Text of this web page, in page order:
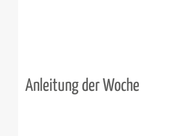
Anleitung der Woche